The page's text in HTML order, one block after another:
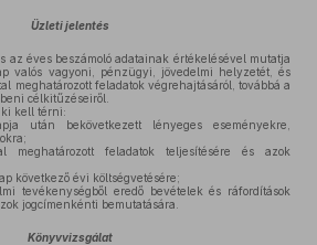
Üzleti jelentés
az éves beszámoló adatainak értékelésével mutatja
valós vagyoni, pénzügyi, jövedelmi helyzetét, és
meghatározott feladatok végrehajtásáról, továbbá a
célkitűzéseiről.
kell térni:
után bekövetkezett lényeges eseményekre,
meghatározott feladatok teljesítésére és azok
következő évi költségvetésére;
tevékenységből eredő bevételek és ráfordítások
jogcímenkénti bemutatására.
Könyvvizsgálat